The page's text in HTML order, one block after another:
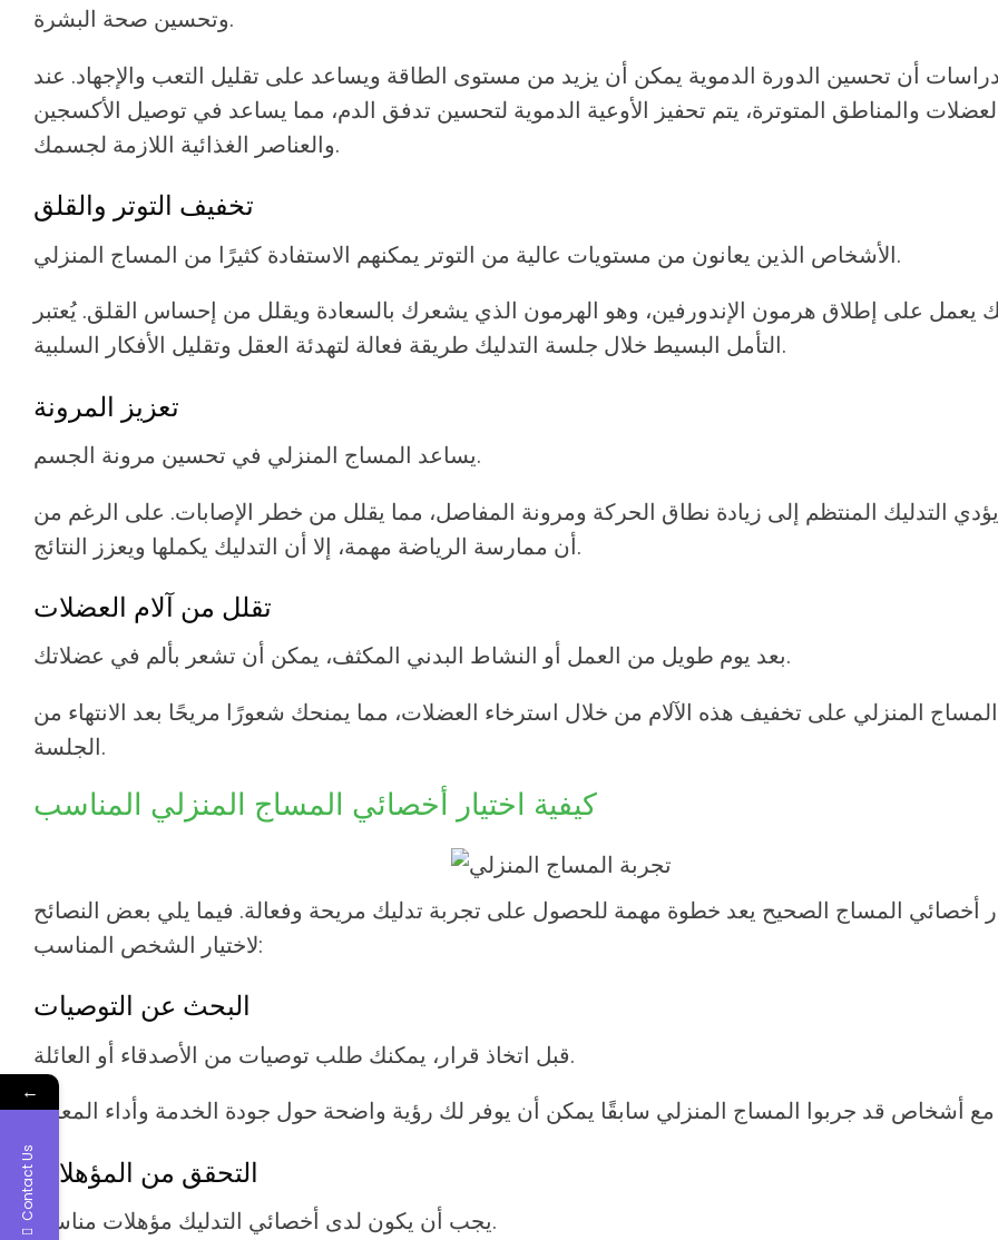
وتحسين صحة البشرة.
أن تحسين الدورة الدموية يمكن أن يزيد من مستوى الطاقة ويساعد على تقليل التعب والإجهاد. عند
والمناطق المتوترة، يتم تحفيز الأوعية الدموية لتحسين تدفق الدم، مما يساعد في توصيل الأكسجين
والعناصر الغذائية اللازمة لجسمك.
تخفيف التوتر والقلق
الأشخاص الذين يعانون من مستويات عالية من التوتر يمكنهم الاستفادة كثيرًا من المساج المنزلي .
يعمل على إطلاق هرمون الإندورفين، وهو الهرمون الذي يشعرك بالسعادة ويقلل من إحساس القلق. يُعتبر
التأمل البسيط خلال جلسة التدليك طريقة فعالة لتهدئة العقل وتقليل الأفكار السلبية.
تعزيز المرونة
يساعد المساج المنزلي في تحسين مرونة الجسم.
التدليك المنتظم إلى زيادة نطاق الحركة ومرونة المفاصل، مما يقلل من خطر الإصابات. على الرغم من
أن ممارسة الرياضة مهمة، إلا أن التدليك يكملها ويعزز النتائج.
تقلل من آلام العضلات
بعد يوم طويل من العمل أو النشاط البدني المكثف، يمكن أن تشعر بألم في عضلاتك.
المساج المنزلي على تخفيف هذه الآلام من خلال استرخاء العضلات، مما يمنحك شعورًا مريحًا بعد الانتهاء من
الجلسة.
كيفية اختيار أخصائي المساج المنزلي المناسب
أخصائي المساج الصحيح يعد خطوة مهمة للحصول على تجربة تدليك مريحة وفعالة. فيما يلي بعض النصائح
لاختيار الشخص المناسب:
البحث عن التوصيات
قبل اتخاذ قرار، يمكنك طلب توصيات من الأصدقاء أو العائلة.
مع أشخاص قد جربوا المساج المنزلي
التحقق من المؤهلات
يجب أن يكون لدى أخصائي التدليك مؤهلات مناسبة.
←
Contact Us